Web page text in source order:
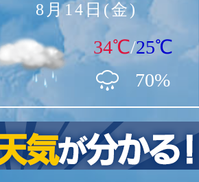
8月14日(金)
34℃/25℃
70%